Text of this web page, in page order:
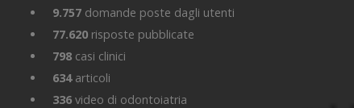
9.757 domande poste dagli utenti
77.620 risposte pubblicate
798 casi clinici
634articoli
336 video di odontoiatria